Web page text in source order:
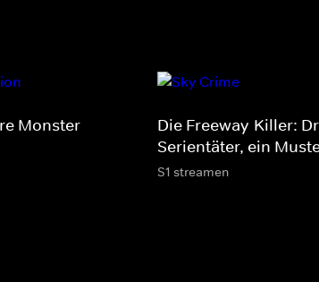
Monster
Die Freeway-Killer:
Serientäter, ein
S1 streamen